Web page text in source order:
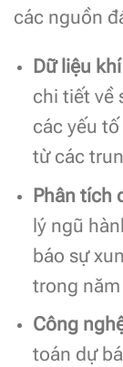
các nguồn
Dữ liệu
chi tiết về
các yếu
từ các
Phân tích
lý ngũ
báo sự
trong
Công
toán dự